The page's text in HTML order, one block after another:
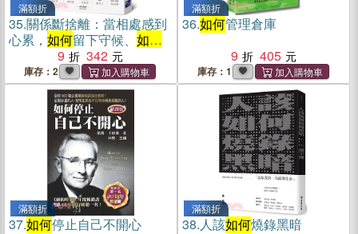
滿額折
35.關係斷捨離：當相處感到
心累， 如何留下守候、 如何
灑脫放手？
9 342
庫存：2
滿額折
36.如何管理倉庫
9
405
庫存：1
滿額折
37.如何停止自己不開心
滿額折
38.人該如何燒錄黑暗